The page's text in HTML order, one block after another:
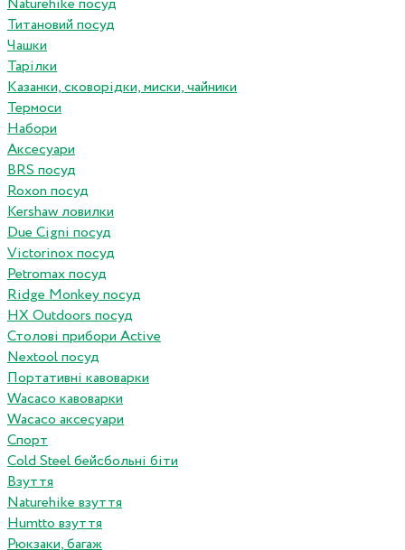
Naturehike посуд
Титановий посуд
Чашки
Тарілки
Казанки, сковорідки, миски, чайники
Термоси
Набори
Аксесуари
BRS посуд
Roxon посуд
Kershaw ловилки
Due Cigni посуд
Victorinox посуд
Petromax посуд
Ridge Monkey посуд
HX Outdoors посуд
Столові прибори Active
Nextool посуд
Портативні кавоварки
Wacaco кавоварки
Wacaco аксесуари
Спорт
Cold Steel бейсбольні біти
Взуття
Naturehike взуття
Humtto взуття
Рюкзаки, багаж